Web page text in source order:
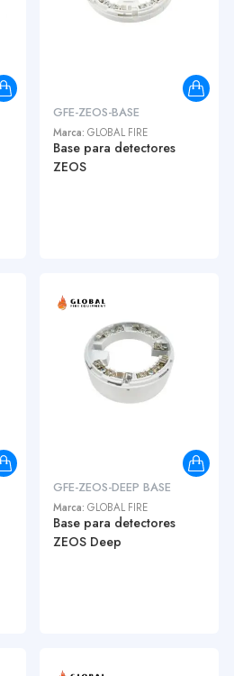
GFE-ZEOS-BASE
Marca: GLOBAL FIRE
Base para detectores
ZEOS
GFE-ZEOS-DEEP BASE
Marca: GLOBAL FIRE
Base para detectores
ZEOS Deep